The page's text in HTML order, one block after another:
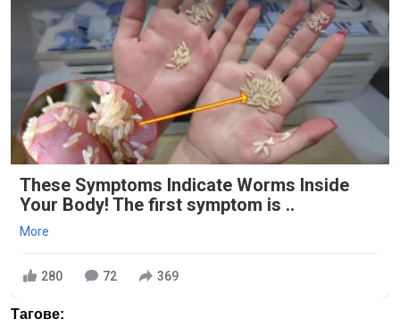
These Symptoms Indicate Worms Inside
Your Body! The first symptom is ..
More
280 72 369
Тагове: